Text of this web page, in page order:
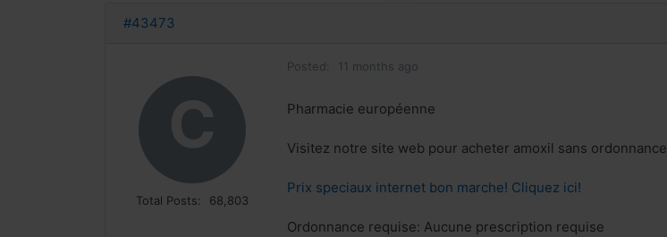
#43473
C
Total Posts: 68,803
Posted: 11 months ago
Pharmacie européenne
Visitez notre site web pour acheter amoxil sans ordonnance
Prix speciaux internet bon marche! Cliquez ici!
Ordonnance requise: Aucune prescription requise